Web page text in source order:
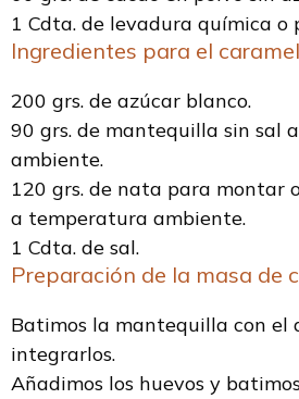
1 Cdta. de levadura química o
Ingredientes para el
200 grs. de azúcar blanco.
90 grs. de mantequilla sin sal
ambiente.
120 grs. de nata para montar
a temperatura ambiente.
1 Cdta. de sal.
Preparación de la masa de
Batimos la mantequilla con el
integrarlos.
Añadimos los huevos y